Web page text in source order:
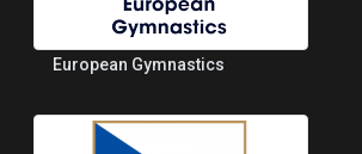
European Gymnastics